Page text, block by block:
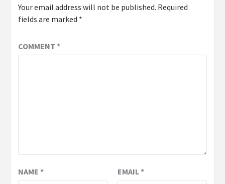
Your email address will not be published. Required
fields are marked *
COMMENT *
NAME * EMAIL*